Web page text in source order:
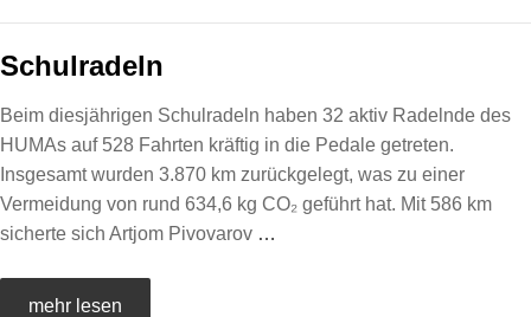
Schulradeln
Beim diesjährigen Schulradeln haben 32 aktiv Radelnde des
HUMAs auf 528 Fahrten kräftig in die Pedale getreten.
Insgesamt wurden 3.870 km zurückgelegt, was zu einer
Vermeidung von rund 634,6 kg CO₂ geführt hat. Mit 586 km
sicherte sich Artjom Pivovarov …
mehr lesen